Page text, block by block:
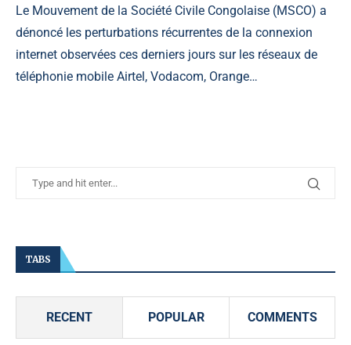
Le Mouvement de la Société Civile Congolaise (MSCO) a
dénoncé les perturbations récurrentes de la connexion
internet observées ces derniers jours sur les réseaux de
téléphonie mobile Airtel, Vodacom, Orange…
TABS
RECENT POPULAR COMMENTS